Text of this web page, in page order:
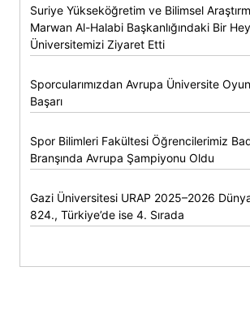
Suriye Yükseköğretim ve Bilimsel
Marwan Al-Halabi Başkanlığındaki Bir
Üniversitemizi Ziyaret Etti
Sporcularımızdan Avrupa Üniversite
Başarı
Spor Bilimleri Fakültesi Öğrencilerimiz
Branşında Avrupa Şampiyonu Oldu
Gazi Üniversitesi URAP 2025–2026
824., Türkiye’de ise 4. Sırada